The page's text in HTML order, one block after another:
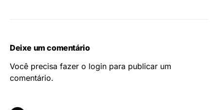
Deixe um comentário
Você precisa fazer o login para publicar um
comentário.